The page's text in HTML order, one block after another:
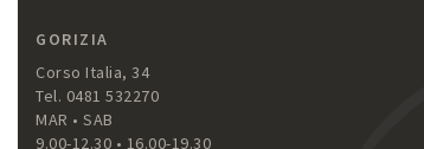
GORIZIA
Corso Italia, 34
Tel. 0481 532270
MAR • SAB
9.00-12.30 • 16.00-19.30